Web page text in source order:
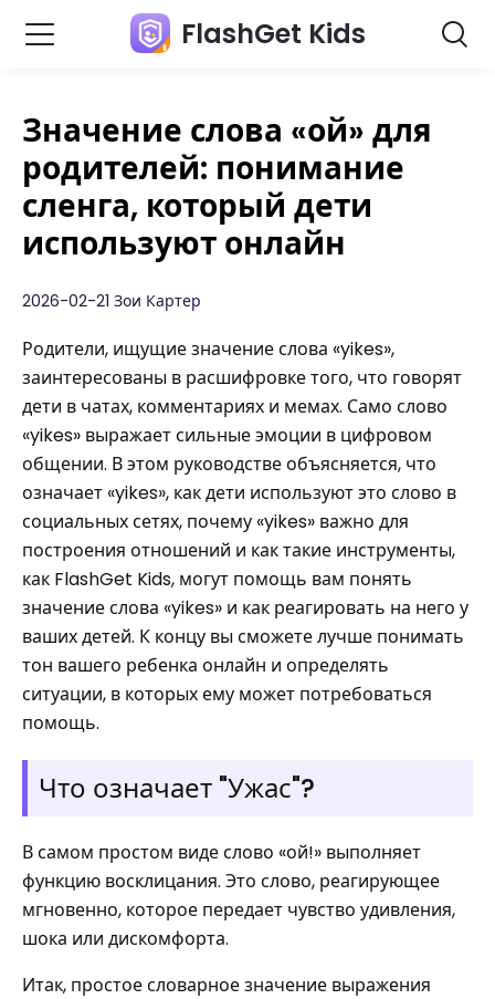
FlashGet Kids
Значение слова «ой» для
родителей: понимание
сленга, который дети
используют онлайн
2026-02-21 Зои Картер
Родители, ищущие значение слова «yikes»,
заинтересованы в расшифровке того, что говорят
дети в чатах, комментариях и мемах. Само слово
«yikes» выражает сильные эмоции в цифровом
общении. В этом руководстве объясняется, что
означает «yikes», как дети используют это слово в
социальных сетях, почему «yikes» важно для
построения отношений и как такие инструменты,
как FlashGet Kids, могут помощь вам понять
значение слова «yikes» и как реагировать на него у
ваших детей. К концу вы сможете лучше понимать
тон вашего ребенка онлайн и определять
ситуации, в которых ему может потребоваться
помощь.
Что означает "Ужас"?
В самом простом виде слово «ой!» выполняет
функцию восклицания. Это слово, реагирующее
мгновенно, которое передает чувство удивления,
шока или дискомфорта.
Итак, простое словарное значение выражения